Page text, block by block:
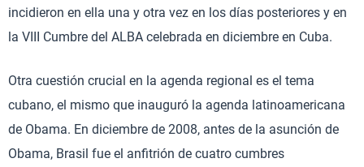
incidieron en ella una y otra vez en los días posteriores y en
la VIII Cumbre del ALBA celebrada en diciembre en Cuba.
Otra cuestión crucial en la agenda regional es el tema
cubano, el mismo que inauguró la agenda latinoamericana
de Obama. En diciembre de 2008, antes de la asunción de
Obama, Brasil fue el anfitrión de cuatro cumbres